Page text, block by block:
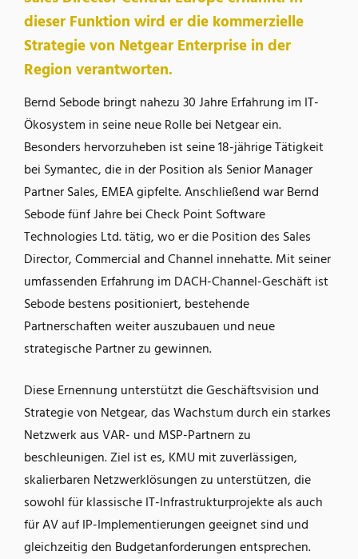
dieser Funktion wird er die kommerzielle
Strategie von Netgear Enterprise in der
Region verantworten.
Bernd Sebode bringt nahezu 30 Jahre Erfahrung im IT-
Ökosystem in seine neue Rolle bei Netgear ein.
Besonders hervorzuheben ist seine 18-jährige Tätigkeit
bei Symantec, die in der Position als Senior Manager
Partner Sales, EMEA gipfelte. Anschließend war Bernd
Sebode fünf Jahre bei Check Point Software
Technologies Ltd. tätig, wo er die Position des Sales
Director, Commercial and Channel innehatte. Mit seiner
umfassenden Erfahrung im DACH-Channel-Geschäft ist
Sebode bestens positioniert, bestehende
Partnerschaften weiter auszubauen und neue
strategische Partner zu gewinnen.
Diese Ernennung unterstützt die Geschäftsvision und
Strategie von Netgear, das Wachstum durch ein starkes
Netzwerk aus VAR- und MSP-Partnern zu
beschleunigen. Ziel ist es, KMU mit zuverlässigen,
skalierbaren Netzwerklösungen zu unterstützen, die
sowohl für klassische IT-Infrastrukturprojekte als auch
für AV auf IP-Implementierungen geeignet sind und
gleichzeitig den Budgetanforderungen entsprechen.